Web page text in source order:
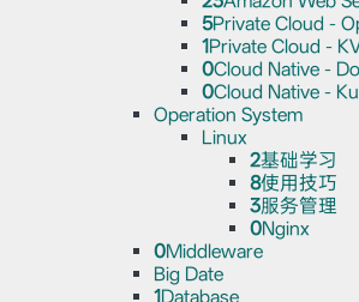
5Private Cloud -
1Private Cloud -
0Cloud Native -
0Cloud Native -
Operation System
Linux
2基础学习
8使用技巧
3服务管理
0Nginx
0Middleware
Big Date
1Database